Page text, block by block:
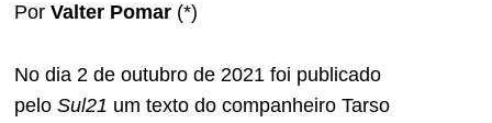
Por Valter Pomar (*)
No dia 2 de outubro de 2021 foi publicado
pelo Sul21 um texto do companheiro Tarso